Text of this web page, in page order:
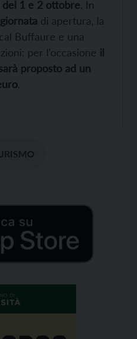
1 e 2 ottobre. In
di apertura, la
Buffaure e una
per l’occasione il
proposto ad un
.